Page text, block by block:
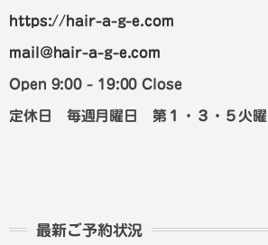
https://hair-a-g-e.com
mail@hair-a-g-e.com
Open 9:00 - 19:00 Close
定休日 毎週月曜日 第１・３・５火曜
最新ご予約状況